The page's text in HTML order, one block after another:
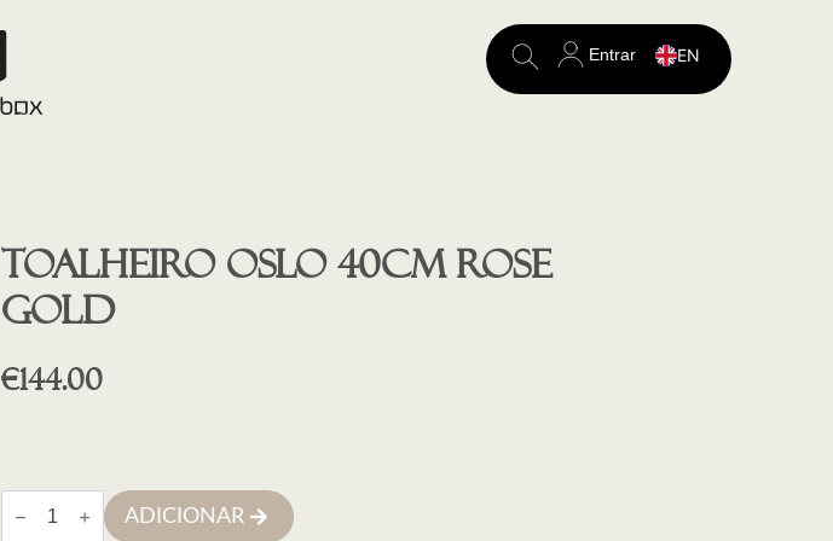
Search
Entrar EN
Toalheiro OSLO 40cm ROSE
GOLD
€144.00
Quantidade
de
Toalheiro
ADICIONAR